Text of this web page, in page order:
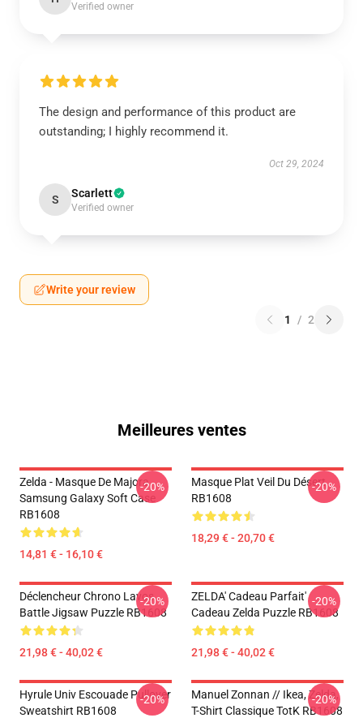
Verified owner
The design and performance of this product are
outstanding; I highly recommend it.
Oct 29, 2024
S Scarlett
Verified owner
Write your review
1 / 2
Meilleures ventes
Zelda - Masque De Majora
Samsung Galaxy Soft Case
RB1608
14,81 € - 16,10 €
-20%
Masque Plat Veil Du Désert
RB1608
18,29 € - 20,70 €
-20%
Déclencheur Chrono Lavos
Battle Jigsaw Puzzle RB1608
21,98 € - 40,02 €
-20%
ZELDA' Cadeau Parfait'
Cadeau Zelda Puzzle RB1608
21,98 € - 40,02 €
-20%
Hyrule Univ Escouade Pullover
Sweatshirt RB1608
-20%
Manuel Zonnan // Ikea, Zelda,
T-Shirt Classique TotK RB1608
-20%